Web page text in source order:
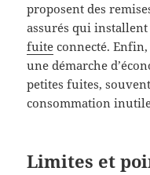
proposent des
assurés qui
fuite connecté.
une démarche
petites fuites,
consommation
Limites et